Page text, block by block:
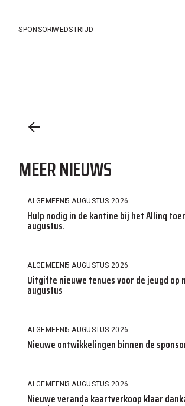
SPONSORWEDSTRIJD
MEER NIEUWS
ALGEMEEN5 AUGUSTUS 2026
Hulp nodig in de kantine bij het Allinq
augustus.
ALGEMEEN5 AUGUSTUS 2026
Uitgifte nieuwe tenues voor de jeugd op
augustus
ALGEMEEN5 AUGUSTUS 2026
Nieuwe ontwikkelingen binnen de
ALGEMEEN3 AUGUSTUS 2026
Nieuwe veranda kaartverkoop klaar